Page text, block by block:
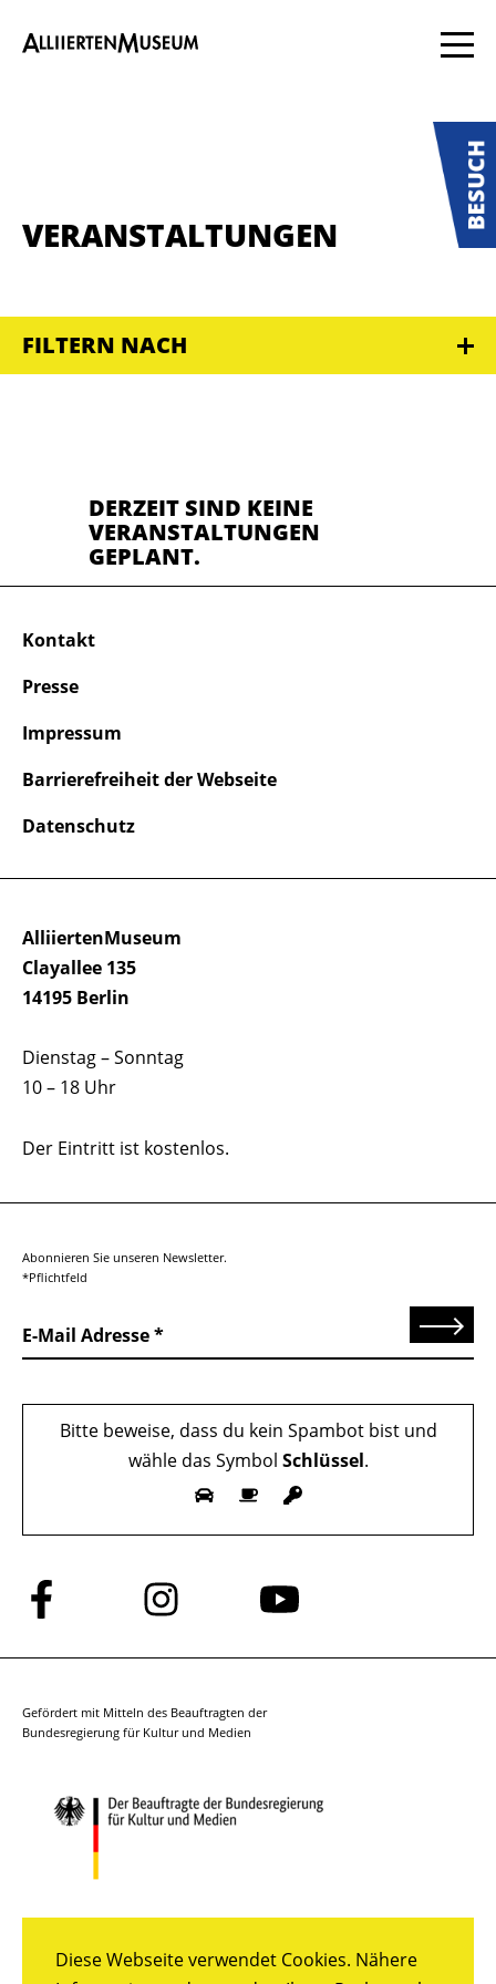
Diese Webseite verwendet Cookies. Nähere
VERANSTALTUNGEN
FILTERN NACH
DERZEIT SIND KEINE
VERANSTALTUNGEN
GEPLANT.
AlliiertenMuseum
Clayallee 135
14195 Berlin
Dienstag – Sonntag
10 – 18 Uhr
Der Eintritt ist kostenlos.
Kontakt
Presse
Impressum
Barrierefreiheit der Webseite
Datenschutz
Abonnieren Sie unseren Newsletter.
*Pflichtfeld
E-Mail Adresse Senden
Bitte beweise, dass du kein Spambot bist und
wähle das Symbol Schlüssel.
Folge
uns
auf
Folge
uns
auf
Folge
auf
Gefördert mit Mitteln des Beauftragten der
Bundesregierung für Kultur und Medien